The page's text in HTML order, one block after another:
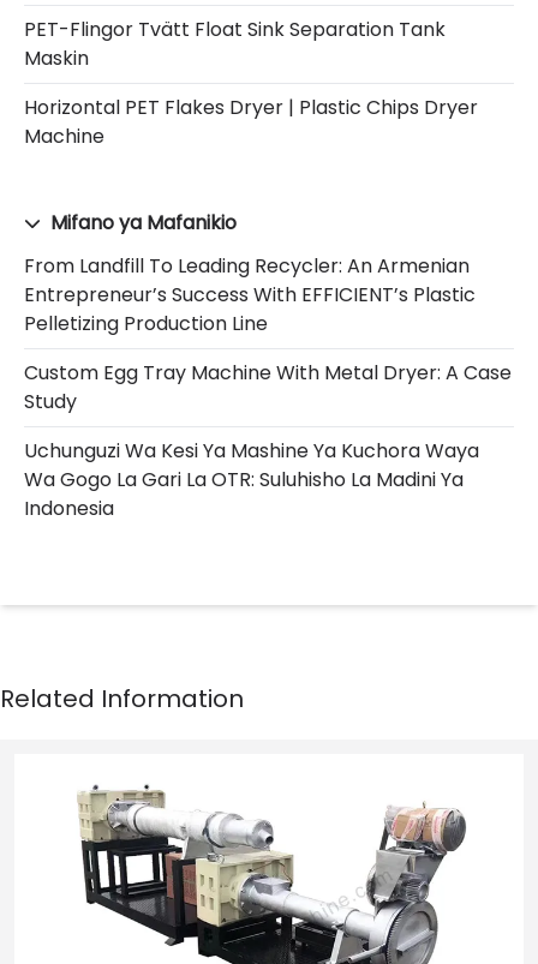
PET-Flingor Tvätt Float Sink Separation Tank
Maskin
Horizontal PET Flakes Dryer | Plastic Chips Dryer
Machine
Mifano ya Mafanikio
From Landfill To Leading Recycler: An Armenian
Entrepreneur’s Success With EFFICIENT’s Plastic
Pelletizing Production Line
Custom Egg Tray Machine With Metal Dryer: A Case
Study
Uchunguzi Wa Kesi Ya Mashine Ya Kuchora Waya
Wa Gogo La Gari La OTR: Suluhisho La Madini Ya
Indonesia